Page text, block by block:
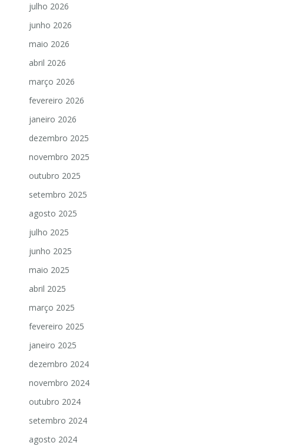
julho 2026
junho 2026
maio 2026
abril 2026
março 2026
fevereiro 2026
janeiro 2026
dezembro 2025
novembro 2025
outubro 2025
setembro 2025
agosto 2025
julho 2025
junho 2025
maio 2025
abril 2025
março 2025
fevereiro 2025
janeiro 2025
dezembro 2024
novembro 2024
outubro 2024
setembro 2024
agosto 2024